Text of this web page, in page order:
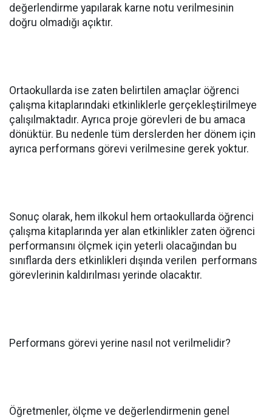
değerlendirme yapılarak karne notu verilmesinin
doğru olmadığı açıktır.
Ortaokullarda ise zaten belirtilen amaçlar öğrenci
çalışma kitaplarındaki etkinliklerle gerçekleştirilmeye
çalışılmaktadır. Ayrıca proje görevleri de bu amaca
dönüktür. Bu nedenle tüm derslerden her dönem için
ayrıca performans görevi verilmesine gerek yoktur.
Sonuç olarak, hem ilkokul hem ortaokullarda öğrenci
çalışma kitaplarında yer alan etkinlikler zaten öğrenci
performansını ölçmek için yeterli olacağından bu
sınıflarda ders etkinlikleri dışında verilen performans
görevlerinin kaldırılması yerinde olacaktır.
Performans görevi yerine nasıl not verilmelidir?
Öğretmenler, ölçme ve değerlendirmenin genel